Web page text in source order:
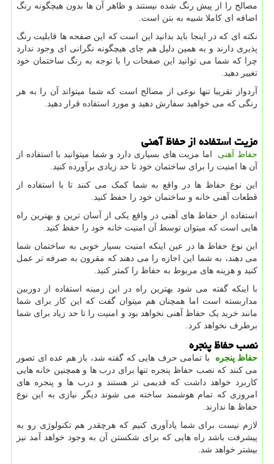
مصالح را از پیش رنگ شده نیستند و ظاهر آن ها بدون هیچگونه رنگ
اضافه ای کاملا شبیه به بتن است.
نکته ای که در اینجا باید بدانید این است که این صفحه ها قابلیت رنگ
پذیری دارند و به همین دلیل هم جای هیچگونه نگرانی ای وجود ندارد
چرا که شما می توانید این صفحات را با توجه به رنگ ساختمان خود
تغییر دهید.
آردواز تقریبا تنها نوعی از مصالح است که شما میتواند آن را به هر
رنگی که می خواهید سفارش دهید و مورد استفاده قرار دهید.
مزیت استفاده از حفاظ آهنی
حفاظ آهنی اما مزیت های بسیاری دارد و شما میتوانید با استفاده از
آن ها امنیت را برای ساختمان خود تا حد زیادی برآورده کنید.
این نوع حفاظ ها در واقع به شما کمک می کنند تا با استفاده از
قطعات آهنی خانه و ساختمان خود را حفظ کنید.
استفاده از حفاظ های آهنی در واقع یکی از آسان ترین و بهترین راه
هایی است که میتوان توسط آن امنیت خانه خود را حفظ کنید.
این نوع حفاظ ها در عین اینکه امنیت بسیار خوبی به ساختمان شما
می دهند، به شما این اجازه را می دهند که مقرون به صرفه تر عمل
کنید و هزینه های مربوط به حفاظ را کمتر کنید.
با اینکه گفته می شود بهترین راه در این زمینه استفاده از دوربین
مداربسته است اما همچنان هم میتوان گفت که این کار برای شما
مانند خرید یک حفاظ آهنی نخواهد بود و امنیت را تا حد زیاد برای شما
برطرف نخواهد کرد.
نصب حفاظ پنجره
حفاظ پنجره با تمامی حرف هایی که گفته شد، باز هم عده ای تصور
می کنند که نصب حفاظ پنجره تنها برای درب ها و همچنین خانه هایی
کاربرد خواهد داشت که قدیمی تر هستند و درب ها و پنجره های
امروزی که تمام هوشمند ساخته می شوند دیگر نیازی به این نوع
حفاظ ها ندارند.
لازم نیست برای شما یادآوری کنیم که هرچقدر هم تکنولوژی رو به
پیشرفت باشد راه هایی که برای شکستن آن به وجود خواهد آمد نیز
بیشتر خواهد شد.